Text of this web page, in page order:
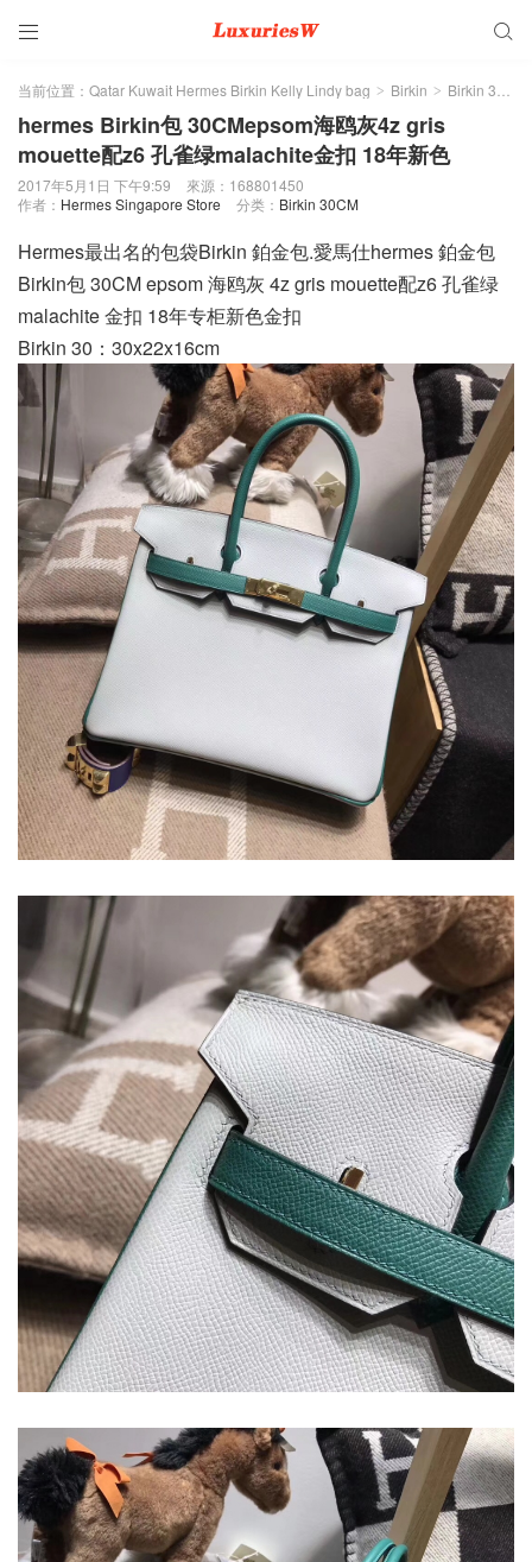
 
当前位置： Qatar Kuwait Hermes Birkin Kelly Lindy bag > Birkin > Birkin 30CM
hermes Birkin包 30CMepsom海鸥灰4z gris
mouette配z6 孔雀绿malachite金扣 18年新色
2017年5月1日 下午9:59
來源：168801450
作者： Hermes Singapore Store 分类： Birkin 30CM
Hermes最出名的包袋Birkin 鉑金包.愛馬仕hermes 鉑金包
Birkin包 30CM epsom 海鸥灰 4z gris mouette配z6 孔雀绿
malachite 金扣 18年专柜新色金扣
Birkin 30：30x22x16cm